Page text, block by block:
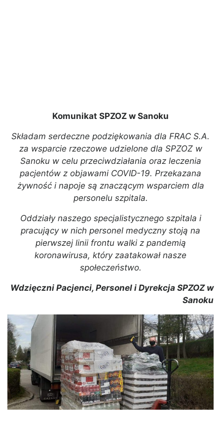
Komunikat SPZOZ w Sanoku
Składam serdeczne podziękowania dla FRAC S.A.
za wsparcie rzeczowe udzielone dla SPZOZ w
Sanoku w celu przeciwdziałania oraz leczenia
pacjentów z objawami COVID-19. Przekazana
żywność i napoje są znaczącym wsparciem dla
personelu szpitala.
Oddziały naszego specjalistycznego szpitala i
pracujący w nich personel medyczny stoją na
pierwszej linii frontu walki z pandemią
koronawirusa, który zaatakował nasze
społeczeństwo.
Wdzięczni Pacjenci, Personel i Dyrekcja SPZOZ w
Sanoku